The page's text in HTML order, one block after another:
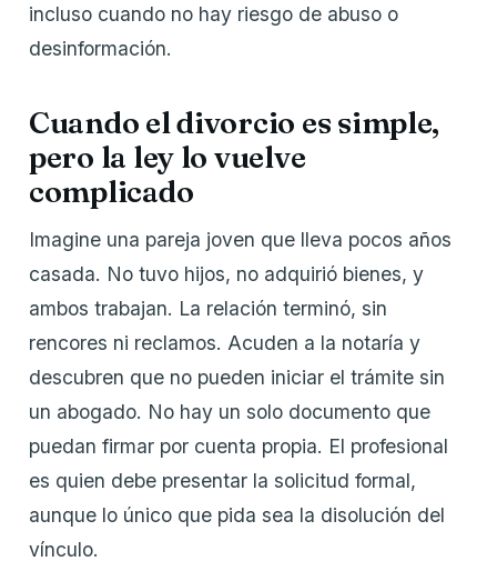
incluso cuando no hay riesgo de abuso o
desinformación.
Cuando el divorcio es simple,
pero la ley lo vuelve
complicado
Imagine una pareja joven que lleva pocos años
casada. No tuvo hijos, no adquirió bienes, y
ambos trabajan. La relación terminó, sin
rencores ni reclamos. Acuden a la notaría y
descubren que no pueden iniciar el trámite sin
un abogado. No hay un solo documento que
puedan firmar por cuenta propia. El profesional
es quien debe presentar la solicitud formal,
aunque lo único que pida sea la disolución del
vínculo.